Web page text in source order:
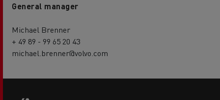
General manager
Michael Brenner
+ 49 89 - 99 65 20 43
michael.brenner@volvo.com